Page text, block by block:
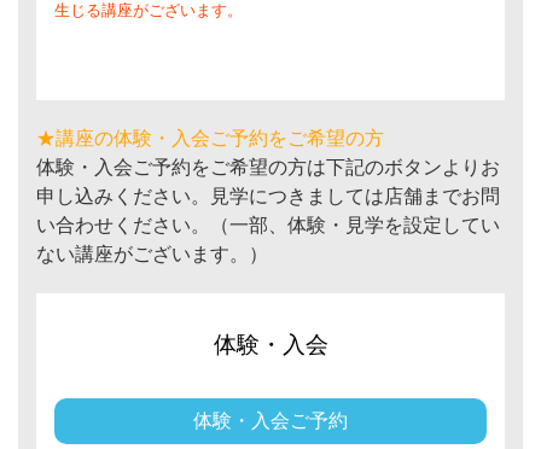
生じる講座がございます。
★講座の体験・入会ご予約をご希望の方
体験・入会ご予約をご希望の方は下記のボタンよりお
申し込みください。見学につきましては店舗までお問
い合わせください。（一部、体験・見学を設定してい
ない講座がございます。）
体験・入会
体験・入会ご予約